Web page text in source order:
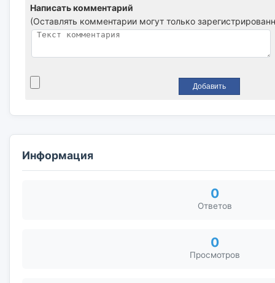
Написать комментарий
(Оставлять комментарии могут только
Информация
0
Ответов
0
Просмотров